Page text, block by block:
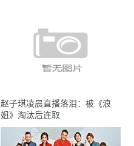
赵子琪凌晨直播落泪：被《浪
姐》淘汰后连取